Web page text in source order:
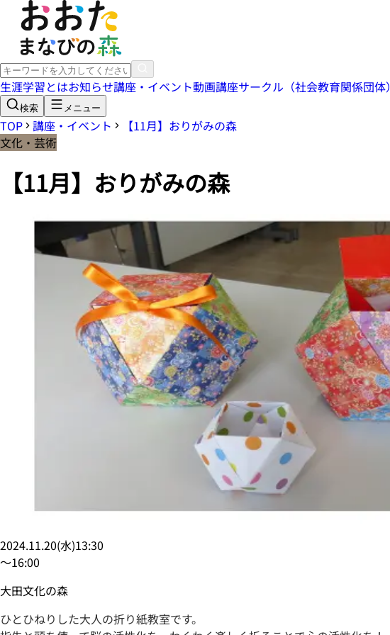
生涯学習とはお知らせ講座・イベント動画講座サークル（社会教育関係団体）
検索 メニュー
TOP 講座・イベント
【11月】おりがみの森
文化・芸術
【11月】おりがみの森
2024.11.20(水)13:30
〜16:00
大田文化の森
ひとひねりした大人の折り紙教室です。